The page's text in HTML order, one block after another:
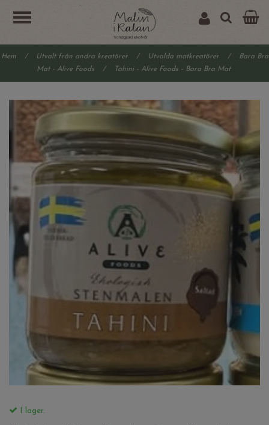
Hem / Utvalt från andra kreatörer / Utvalda matkreatörer /
Bara Bra
Mat - Alive Foods
/ Tahini - Alive Foods - Bara Bra Mat
I lager.